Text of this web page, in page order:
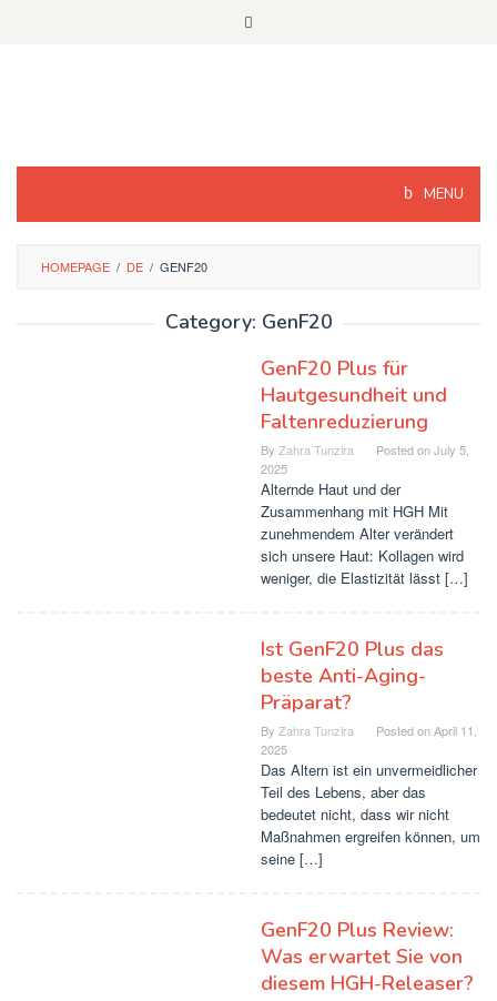
MENU
HOMEPAGE / DE / GENF20
Category: GenF20
GenF20 Plus für
Hautgesundheit und
Faltenreduzierung
By Zahra Tunzira Posted onJuly 5,
2025
Alternde Haut und der
Zusammenhang mit HGH Mit
zunehmendem Alter verändert
sich unsere Haut: Kollagen wird
weniger, die Elastizität lässt […]
Ist GenF20 Plus das
beste Anti-Aging-
Präparat?
By Zahra Tunzira Posted onApril 11,
2025
Das Altern ist ein unvermeidlicher
Teil des Lebens, aber das
bedeutet nicht, dass wir nicht
Maßnahmen ergreifen können, um
seine […]
GenF20 Plus Review:
Was erwartet Sie von
diesem HGH-Releaser?